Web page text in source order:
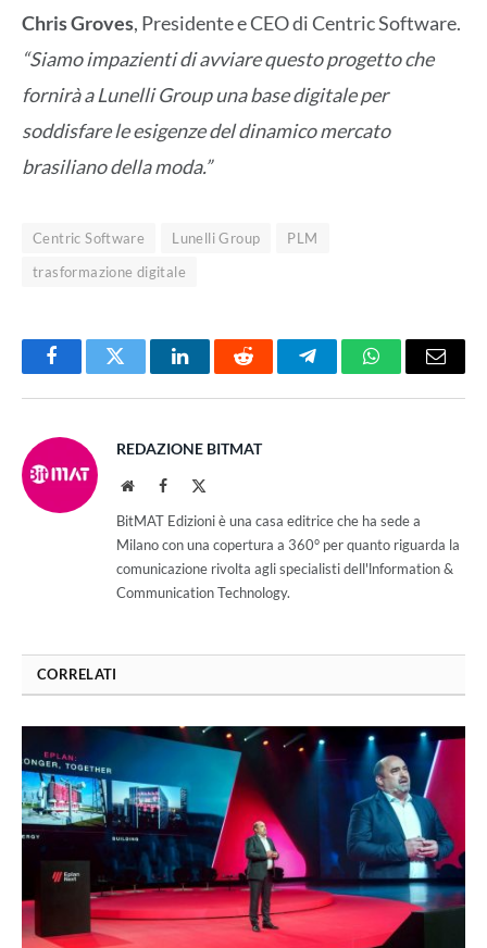
Chris Groves, Presidente e CEO di Centric Software.
“Siamo impazienti di avviare questo progetto che
fornirà a Lunelli Group una base digitale per
soddisfare le esigenze del dinamico mercato
brasiliano della moda.”
Centric Software Lunelli Group
PLM
trasformazione digitale
FacebookTwitter LinkedInReddit TelegramWhatsAppEmail
REDAZIONE BITMAT
WebsiteFacebook
BitMAT Edizioni è una casa editrice che ha sede a
Milano con una copertura a 360° per quanto riguarda la
comunicazione rivolta agli specialisti dell'lnformation &
Communication Technology.
CORRELATI